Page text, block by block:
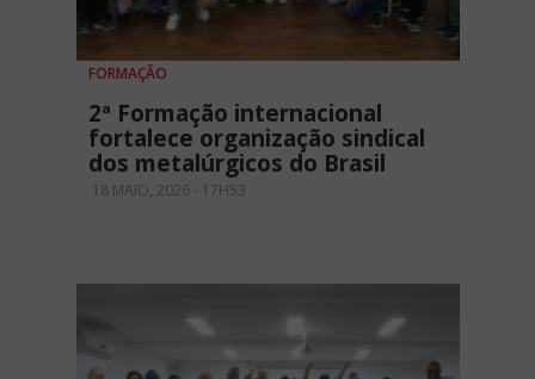
FORMAÇÃO
2ª Formação internacional
fortalece organização sindical
dos metalúrgicos do Brasil
18 MAIO, 2026 - 17H53